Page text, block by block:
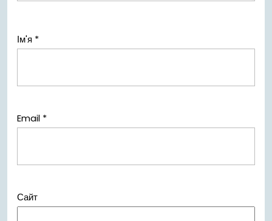
Ім'я *
Email *
Сайт